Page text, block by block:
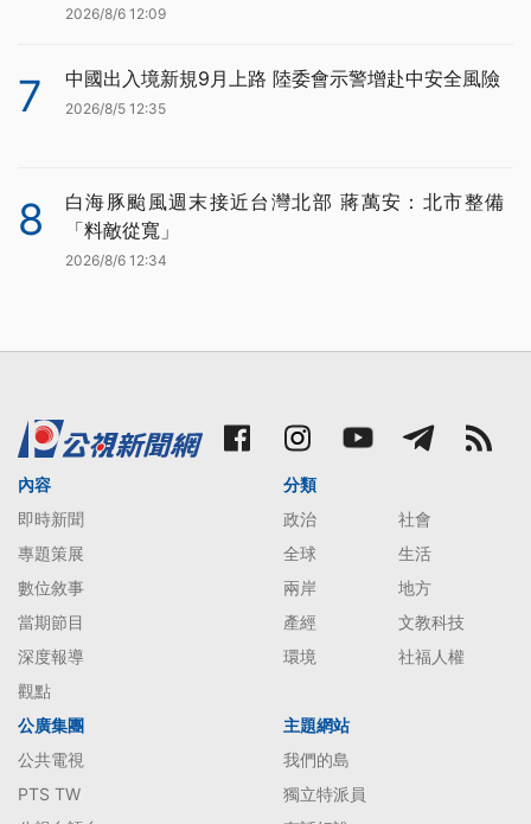
2026/8/6 12:09
7 中國出入境新規9月上路 陸委會示警增赴中安全風險
2026/8/5 12:35
8
白海豚颱風週末接近台灣北部 蔣萬安：北市整備
「料敵從寬」
2026/8/6 12:34
內容
即時新聞
專題策展
數位敘事
當期節目
深度報導
觀點
分類
政治
社會
全球
生活
兩岸
地方
產經
文教科技
環境
社福人權
公廣集團
公共電視
PTS TW
主題網站
我們的島
獨立特派員